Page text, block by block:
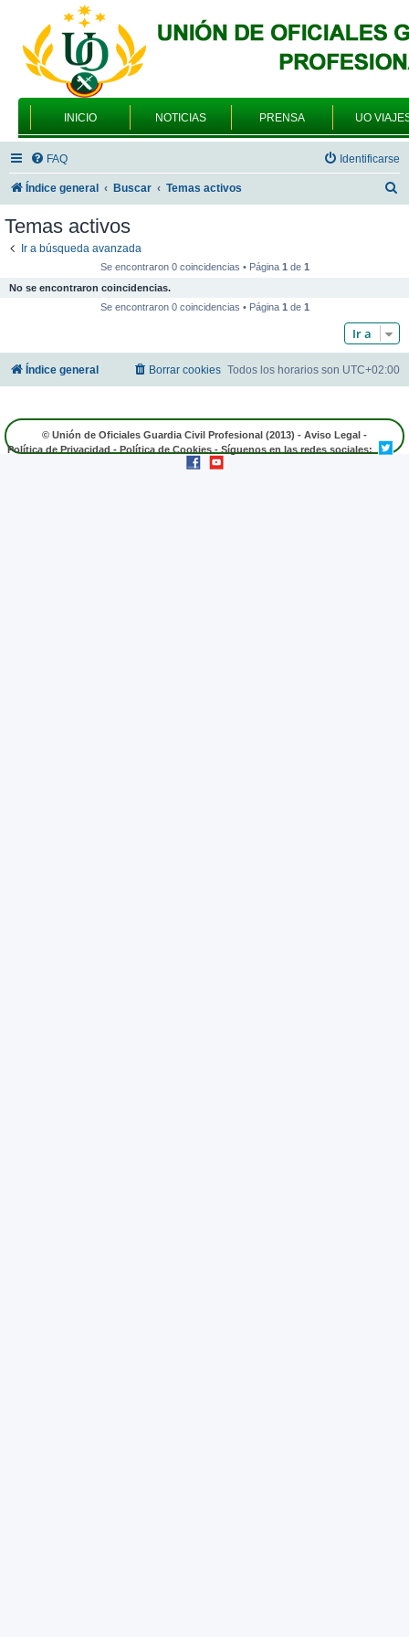
INICIO NOTICIAS PRENSA UO
FAQ Identificarse
Índice general Buscar Temas activos
Temas activos
Ir a búsqueda avanzada
Se encontraron 0 coincidencias • Página 1de 1
No se encontraron coincidencias.
Se encontraron 0 coincidencias • Página 1de 1
Ir a
Índice general Todos los horarios son UTC+02:00
Borrar cookies
© Unión de Oficiales Guardia Civil Profesional (2013) - Aviso Legal -
Política de Privacidad-Política de Cookies- Síguenos en las redes sociales: